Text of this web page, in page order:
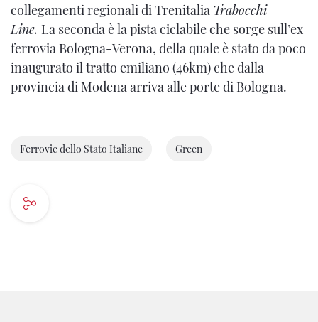
collegamenti regionali di Trenitalia Trabocchi
Line. La seconda è la pista ciclabile che sorge sull’ex
ferrovia Bologna-Verona, della quale è stato da poco
inaugurato il tratto emiliano (46km) che dalla
provincia di Modena arriva alle porte di Bologna.
Ferrovie dello Stato Italiane Green